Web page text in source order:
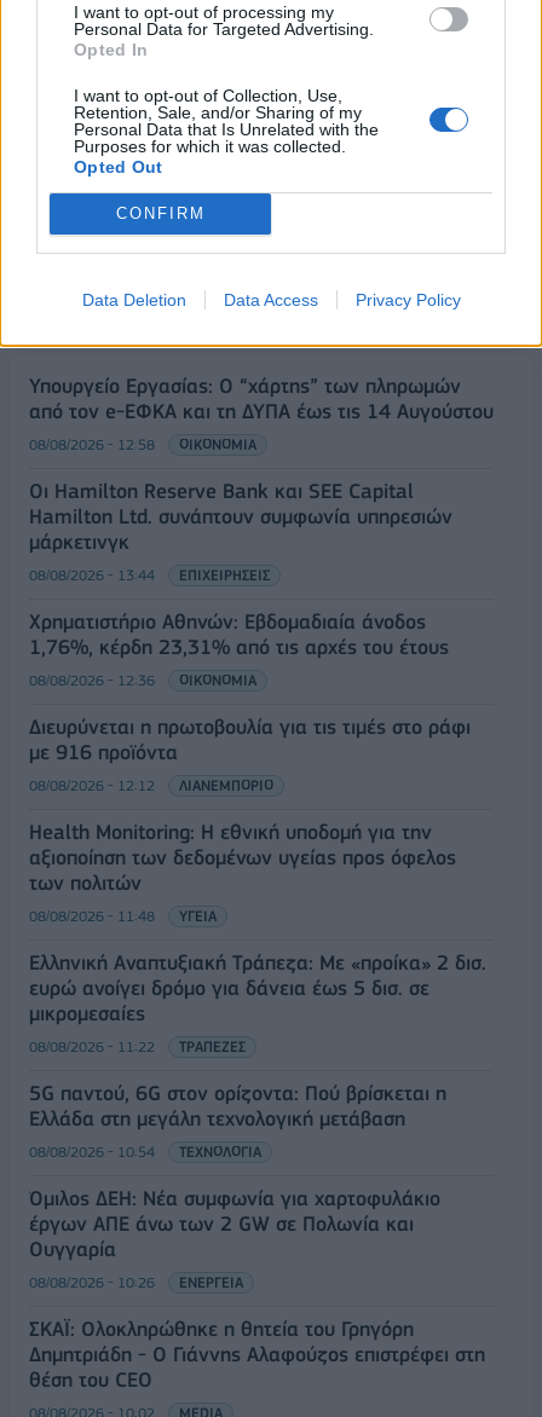
I want to opt-out of processing my
Personal Data for Targeted Advertising.
Opted In
I want to opt-out of Collection, Use,
Retention, Sale, and/or Sharing of my
Personal Data that Is Unrelated with the
Purposes for which it was collected.
Opted Out
CONFIRM
Data Deletion Data Access Privacy Policy
ΡΟΗ ΕΙΔΗΣΕΩΝ
Υπουργείο Εργασίας: Ο “χάρτης” των πληρωμών
από τον e-ΕΦΚΑ και τη ΔΥΠΑ έως τις 14 Αυγούστου
08/08/2026 - 12:58 ΟΙΚΟΝΟΜΙΑ
Οι Hamilton Reserve Bank και SEE Capital
Hamilton Ltd. συνάπτουν συμφωνία υπηρεσιών
μάρκετινγκ
08/08/2026 - 13:44 ΕΠΙΧΕΙΡΗΣΕΙΣ
Χρηματιστήριο Αθηνών: Εβδομαδιαία άνοδος
1,76%, κέρδη 23,31% από τις αρχές του έτους
08/08/2026 - 12:36 ΟΙΚΟΝΟΜΙΑ
Διευρύνεται η πρωτοβουλία για τις τιμές στο ράφι
με 916 προϊόντα
08/08/2026 - 12:12 ΛΙΑΝΕΜΠΟΡΙΟ
Health Monitoring: Η εθνική υποδομή για την
αξιοποίηση των δεδομένων υγείας προς όφελος
των πολιτών
08/08/2026 - 11:48 ΥΓΕΙΑ
Ελληνική Αναπτυξιακή Τράπεζα: Με «προίκα» 2 δισ.
ευρώ ανοίγει δρόμο για δάνεια έως 5 δισ. σε
μικρομεσαίες
08/08/2026 - 11:22 ΤΡΑΠΕΖΕΣ
5G παντού, 6G στον ορίζοντα: Πού βρίσκεται η
Ελλάδα στη μεγάλη τεχνολογική μετάβαση
08/08/2026 - 10:54 ΤΕΧΝΟΛΟΓΙΑ
Όμιλος ΔΕΗ: Νέα συμφωνία για χαρτοφυλάκιο
έργων ΑΠΕ άνω των 2 GW σε Πολωνία και
Ουγγαρία
08/08/2026 - 10:26 ΕΝΕΡΓΕΙΑ
ΣΚΑΪ: Ολοκληρώθηκε η θητεία του Γρηγόρη
Δημητριάδη - Ο Γιάννης Αλαφούζος επιστρέφει στη
θέση του CEO
08/08/2026 - 10:02 MEDIA